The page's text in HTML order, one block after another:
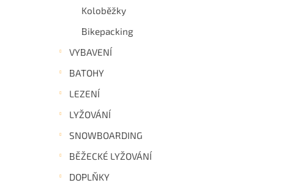
Koloběžky
Bikepacking
VYBAVENÍ
BATOHY
LEZENÍ
LYŽOVÁNÍ
SNOWBOARDING
BĚŽECKÉ LYŽOVÁNÍ
DOPLŇKY